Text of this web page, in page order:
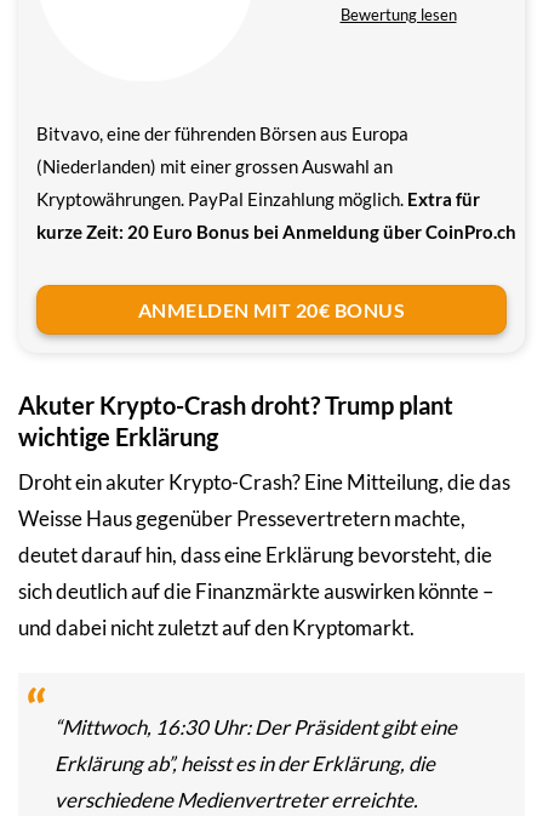
Bitvavo, eine der führenden Börsen aus Europa
(Niederlanden) mit einer grossen Auswahl an
Kryptowährungen. PayPal Einzahlung möglich. Extra für
kurze Zeit: 20 Euro Bonus bei Anmeldung über CoinPro.ch
Bewertung lesen
ANMELDEN MIT 20€ BONUS
Akuter Krypto-Crash droht? Trump plant
wichtige Erklärung
Droht ein akuter Krypto-Crash? Eine Mitteilung, die das
Weisse Haus gegenüber Pressevertretern machte,
deutet darauf hin, dass eine Erklärung bevorsteht, die
sich deutlich auf die Finanzmärkte auswirken könnte –
und dabei nicht zuletzt auf den Kryptomarkt.
“Mittwoch, 16:30 Uhr: Der Präsident gibt eine
Erklärung ab”, heisst es in der Erklärung, die
verschiedene Medienvertreter erreichte.